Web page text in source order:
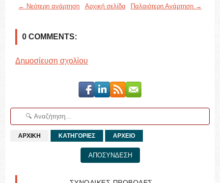
← Νεότερη ανάρτηση Παλαιότερη Ανάρτηση →
Αρχική σελίδα
0 COMMENTS:
Δημοσίευση σχολίου
ΑΡΧΙΚΗ ΚΑΤΗΓΟΡΙΕΣ ΑΡΧΕΙΟ
ΑΠΟΣΥΝΔΕΣΗ